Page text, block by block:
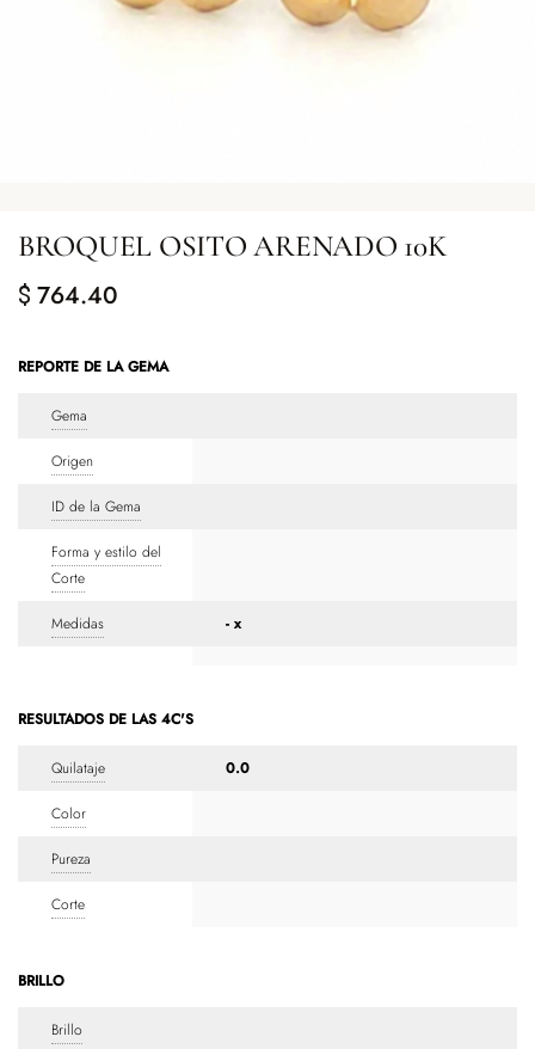
BROQUEL OSITO ARENADO 10K
$ 764.40
REPORTE DE LA GEMA
Gema
Origen
ID de la Gema
Forma y estilo del
Corte
Medidas - x
RESULTADOS DE LAS 4C'S
Quilataje 0.0
Color
Pureza
Corte
BRILLO
Brillo